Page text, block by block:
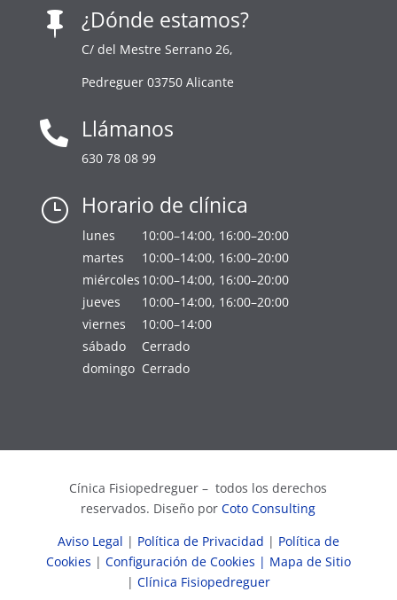
 ¿Dónde estamos?
C/ del Mestre Serrano 26,
Pedreguer 03750 Alicante
 Llámanos
630 78 08 99
} Horario de clínica
lunes
10:00–14:00, 16:00–20:00
martes
10:00–14:00, 16:00–20:00
miércoles 10:00–14:00, 16:00–20:00
jueves
10:00–14:00, 16:00–20:00
viernes
10:00–14:00
sábado
Cerrado
domingo Cerrado
Cínica Fisiopedreguer – todos los derechos
reservados. Diseño porCoto Consulting
Aviso Legal | Política de Privacidad | Política de
Cookies | Configuración de Cookies | Mapa de Sitio
| Clínica Fisiopedreguer